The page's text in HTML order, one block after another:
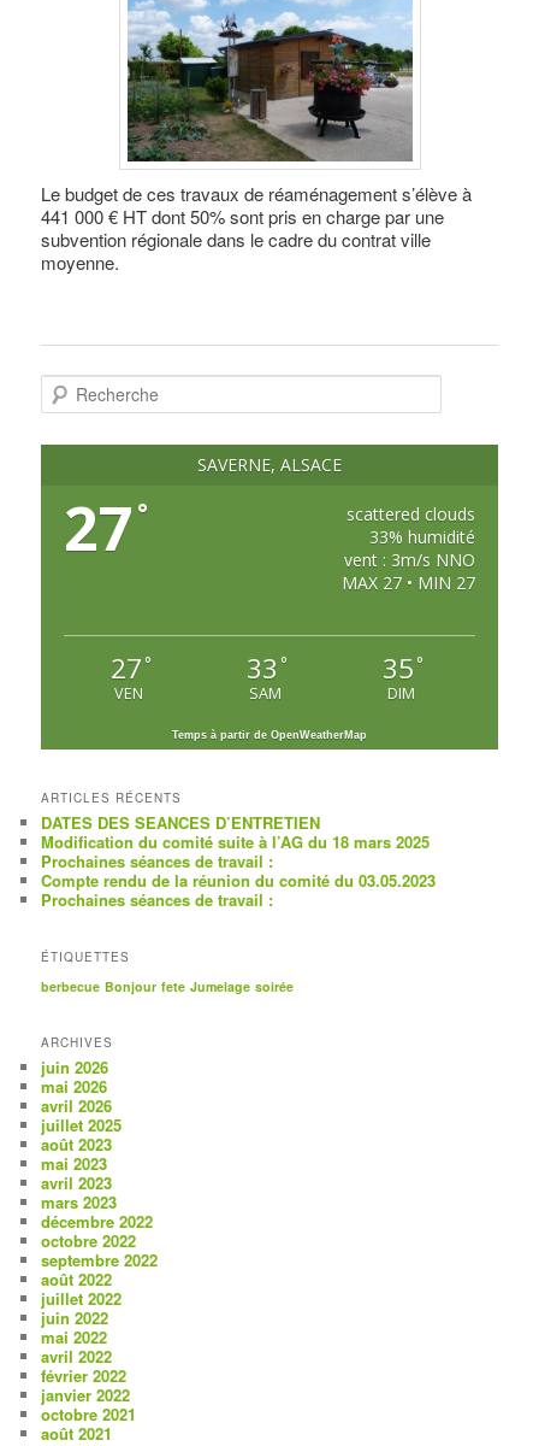
Le budget de ces travaux de réaménagement s’élève à
441 000 € HT dont 50% sont pris en charge par une
subvention régionale dans le cadre du contrat ville
moyenne.
c
SAVERNE, ALSACE
27 °
scattered clouds
33% humidité
vent : 3m/s NNO
MAX 27 • MIN 27
27 °
VEN
33 °
SAM
35 °
DIM
Temps à partir de OpenWeatherMap
ARTICLES RÉCENTS
DATES DES SEANCES D’ENTRETIEN
Modification du comité suite à l’AG du 18 mars 2025
Prochaines séances de travail :
Compte rendu de la réunion du comité du 03.05.2023
Prochaines séances de travail :
ÉTIQUETTES
berbecue Bonjour fete Jumelage soirée
ARCHIVES
juin 2026
mai 2026
avril 2026
juillet 2025
août 2023
mai 2023
avril 2023
mars 2023
décembre 2022
octobre 2022
septembre 2022
août 2022
juillet 2022
juin 2022
mai 2022
avril 2022
février 2022
janvier 2022
octobre 2021
août 2021